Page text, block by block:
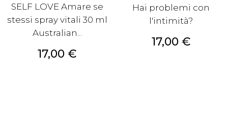
SELF LOVE Amare se
stessi spray vitali 30 ml
Australian...
Prezzo
17,00 €
Hai problemi con
l'intimità?
Prezzo
17,00 €